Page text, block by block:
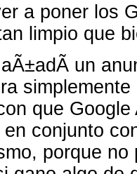
a poner los
limpio que
un
que Google
conjunto
porque